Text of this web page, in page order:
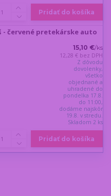
Pridať do košíka
červené pretekárske auto
15,10 €/ks
12,28 € bez DPH
Z dôvodu
dovolenky,
všetko
objednané a
uhradené do
pondelka 17.8.
do 11:00,
dodáme najskôr
19.8. v stredu.
Skladom 2 ks
Pridať do košíka